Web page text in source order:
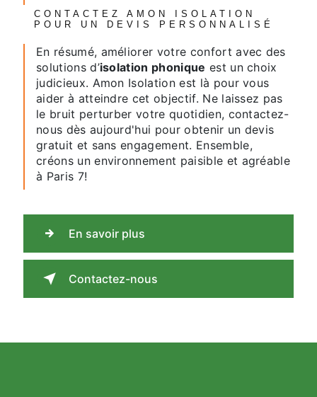
CONTACTEZ AMON ISOLATION
POUR UN DEVIS PERSONNALISÉ
En résumé, améliorer votre confort avec des
solutions d’isolation phonique est un choix
judicieux. Amon Isolation est là pour vous
aider à atteindre cet objectif. Ne laissez pas
le bruit perturber votre quotidien, contactez-
nous dès aujourd'hui pour obtenir un devis
gratuit et sans engagement. Ensemble,
créons un environnement paisible et agréable
à Paris 7!
En savoir plus
Contactez-nous